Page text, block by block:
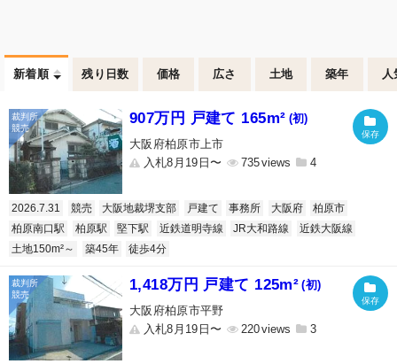
新着順 残り日数 価格 広さ 土地 築年 人
907万円 戸建て 165m² (初)
大阪府柏原市上市
入札8月19日〜
735 4
2026.7.31 競売 大阪地裁堺支部 戸建て 事務所 大阪府
柏原市
柏原南口駅
柏原駅 堅下駅 近鉄道明寺線 JR大和路線
近鉄大阪線
土地150m²～
築45年 徒歩4分
1,418万円 戸建て 125m² (初)
大阪府柏原市平野
入札8月19日〜
220 3